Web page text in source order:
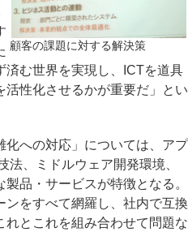
顧客の課題に対する解決策
済む世界を実現し、ICTを道具
活性化させるかが重要だ」とい
への対応」については、アプ
法、ミドルウェア開発環境、
品・サービスが特徴となる。
ンをすべて網羅し、社内で互換
とこれを組み合わせて問題な